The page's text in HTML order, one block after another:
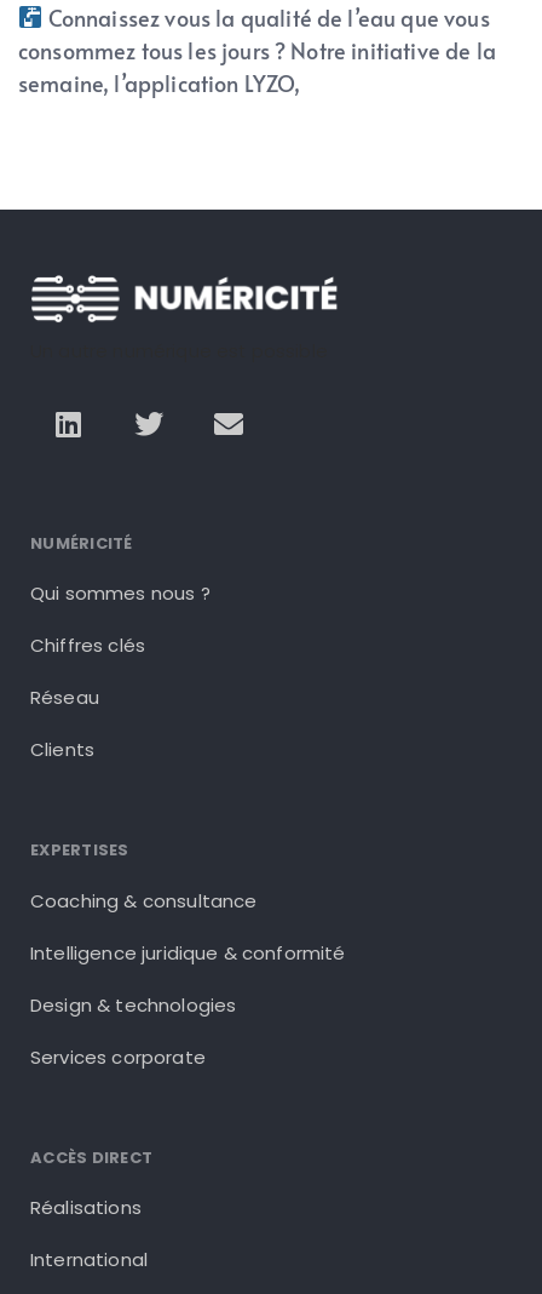
Connaissez vous la qualité de l’eau que vous
consommez tous les jours ? Notre initiative de la
semaine, l’application LYZO,
NUMÉRICITÉ
Qui sommes nous ?
Chiffres clés
Réseau
Clients
EXPERTISES
Coaching & consultance
Intelligence juridique & conformité
Design & technologies
Services corporate
ACCÈS DIRECT
Réalisations
International